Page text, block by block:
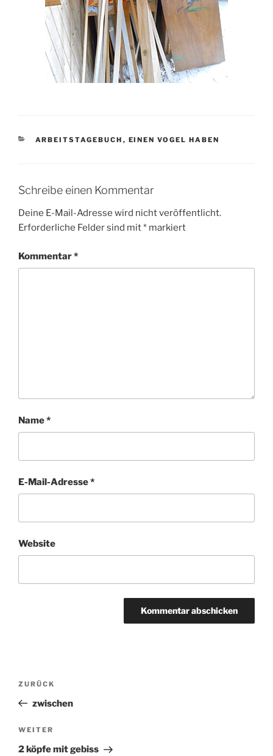
KATEGORIEN
ARBEITSTAGEBUCH , EINEN VOGEL HABEN
Schreibe einen Kommentar
Deine E-Mail-Adresse wird nicht veröffentlicht.
Erforderliche Felder sind mit* markiert
Kommentar*
Name*
E-Mail-Adresse*
Website
Beitragsnavigation
Vorheriger
Beitrag
ZURÜCK
zwischen
Nächster
Beitrag
WEITER
2 köpfe mit gebiss